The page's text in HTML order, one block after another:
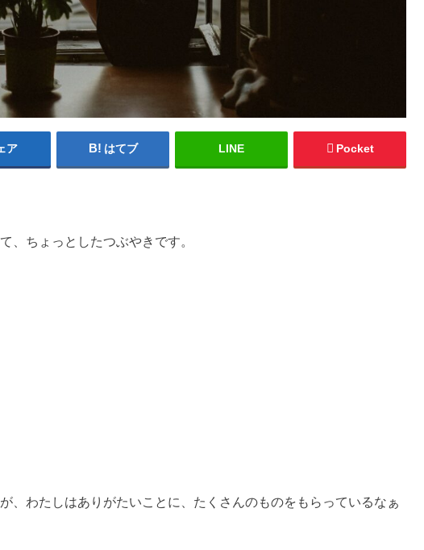
ア はてブ LINE Pocket
、ちょっとしたつぶやきです。
、わたしはありがたいことに、たくさんのものをもらっているなぁ